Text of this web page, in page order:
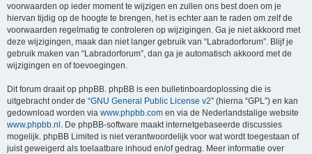
voorwaarden op ieder moment te wijzigen en zullen ons best doen om je
hiervan tijdig op de hoogte te brengen, het is echter aan te raden om zelf de
voorwaarden regelmatig te controleren op wijzigingen. Ga je niet akkoord met
deze wijzigingen, maak dan niet langer gebruik van “Labradorforum”. Blijf je
gebruik maken van “Labradorforum”, dan ga je automatisch akkoord met de
wijzigingen en of toevoegingen.
Dit forum draait op phpBB. phpBB is een bulletinboardoplossing die is
uitgebracht onder de “GNU General Public License v2” (hierna “GPL”) en kan
gedownload worden via www.phpbb.com en via de Nederlandstalige website
www.phpbb.nl . De phpBB-software maakt internetgebaseerde discussies
mogelijk. phpBB Limited is niet verantwoordelijk voor wat wordt toegestaan of
juist geweigerd als toelaatbare inhoud en/of gedrag. Meer informatie over